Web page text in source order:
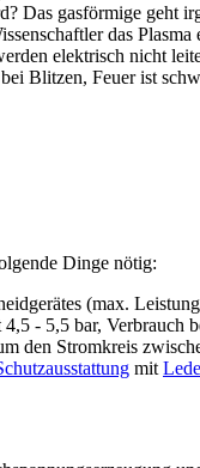
Das gasförmige geht
das
elektrisch nicht
Blitzen, Feuer ist
Dinge nötig:
(max.
- 5,5 bar, Verbrauch
den Stromkreis
mit